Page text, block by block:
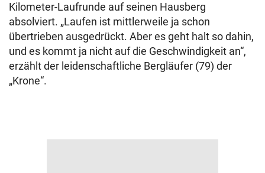
Kilometer-Laufrunde auf seinen Hausberg
absolviert. „Laufen ist mittlerweile ja schon
übertrieben ausgedrückt. Aber es geht halt so dahin,
und es kommt ja nicht auf die Geschwindigkeit an“,
erzählt der leidenschaftliche Bergläufer (79) der
„Krone“.